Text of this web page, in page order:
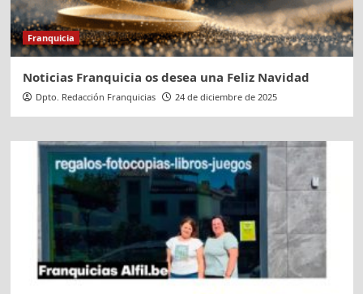
Franquicia
Noticias Franquicia os desea una Feliz Navidad
Dpto. Redacción Franquicias 24 de diciembre de 2025